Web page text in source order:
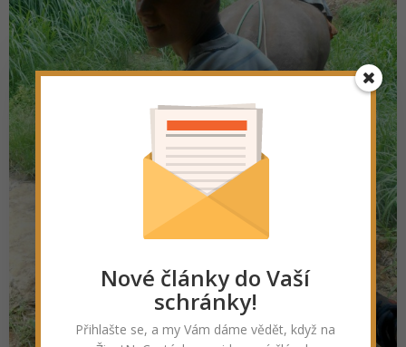
Nové články do Vaší
schránky!
Přihlašte se, a my Vám dáme vědět, když na